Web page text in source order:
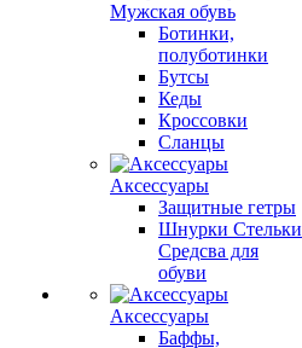
Мужская обувь
Ботинки,
полуботинки
Бутсы
Кеды
Кроссовки
Сланцы
Аксессуары
Защитные гетры
Шнурки Стельки
Средсва для
обуви
Аксессуары
Баффы,